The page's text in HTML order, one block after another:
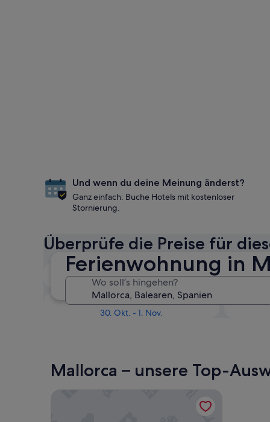
Ferienwohnung in
Wo soll’s hingehen?
Und wenn du deine Meinung änderst?
Ganz einfach: Buche Hotels mit kostenloser
Stornierung.
Überprüfe die Preise für
In zwei Wochen
21. Aug. - 23. Aug.
In drei Monaten
30. Okt. - 1. Nov.
Mallorca – unsere Top-